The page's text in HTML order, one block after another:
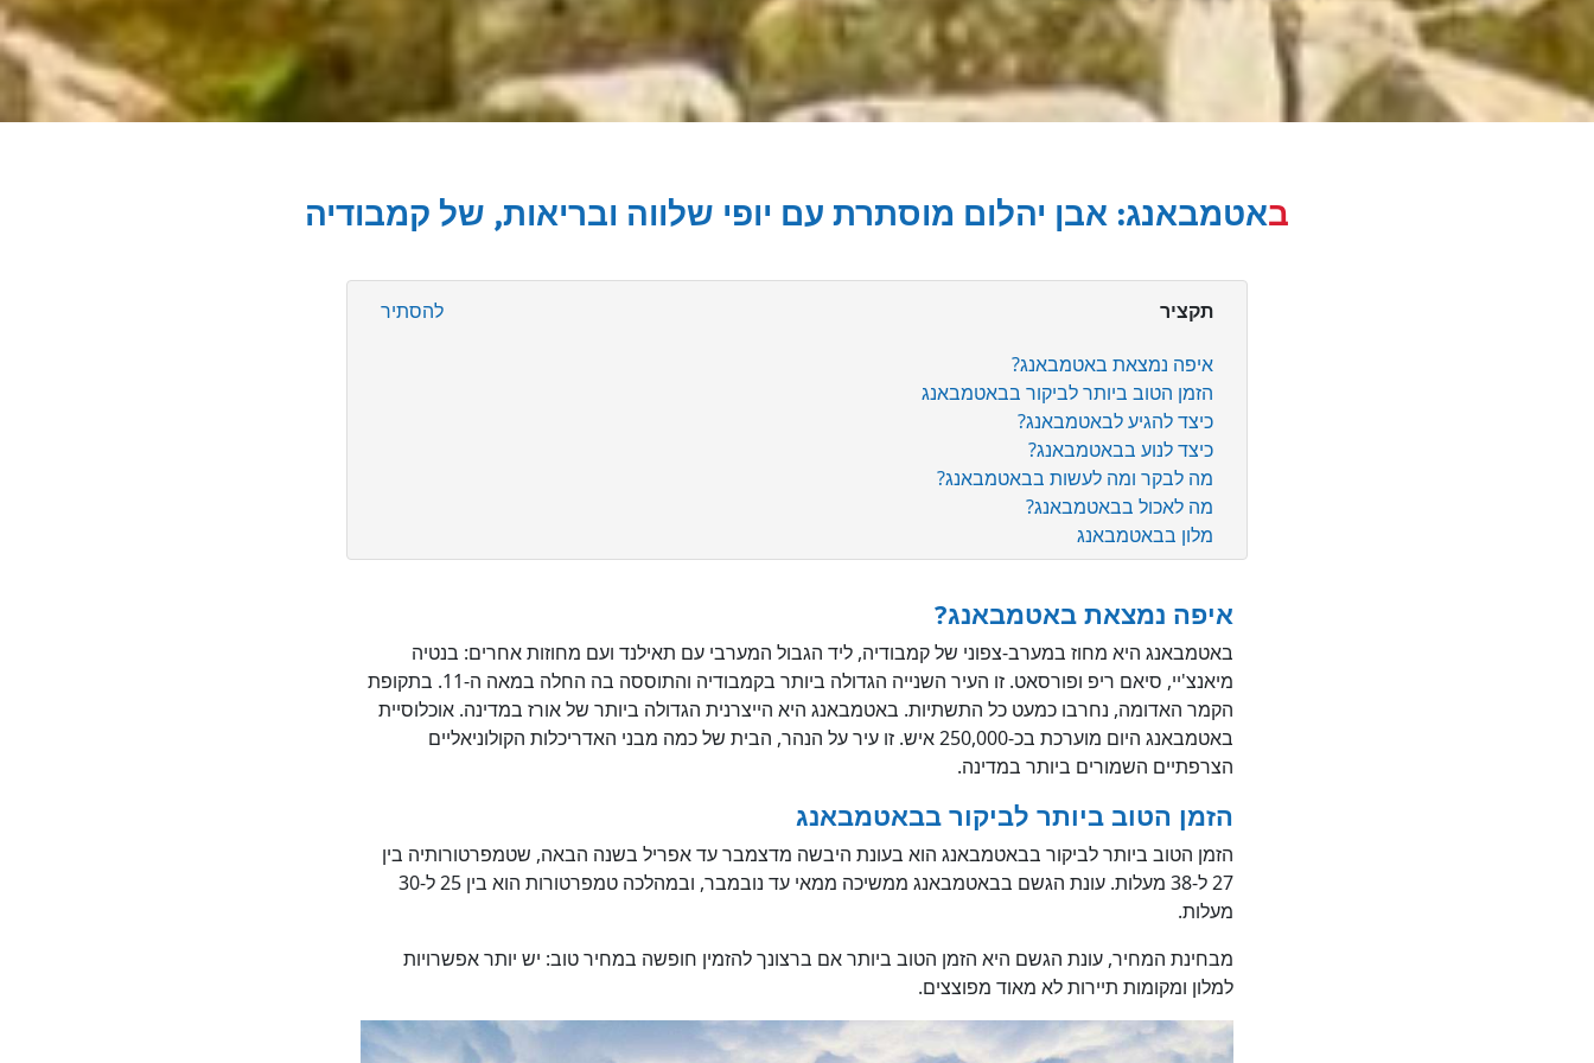
באטמבאנג: אבן יהלום מוסתרת עם יופי שלווה ובריאות, של קמבודיה
תקציר להסתיר
איפה נמצאת באטמבאנג?
הזמן הטוב ביותר לביקור בבאטמבאנג
כיצד להגיע לבאטמבאנג?
כיצד לנוע בבאטמבאנג?
מה לבקר ומה לעשות בבאטמבאנג?
מה לאכול בבאטמבאנג?
מלון בבאטמבאנג
איפה נמצאת באטמבאנג?
באטמבאנג היא מחוז במערב-צפוני של קמבודיה, ליד הגבול המערבי עם תאילנד ועם מחוזות אחרים: בנטיה
מיאנצ'יי, סיאם ריפ ופורסאט. זו העיר השנייה הגדולה ביותר בקמבודיה והתוססה בה החלה במאה ה-11. בתקופת
הקמר האדומה, נחרבו כמעט כל התשתיות. באטמבאנג היא הייצרנית הגדולה ביותר של אורז במדינה. אוכלוסיית
באטמבאנג היום מוערכת בכ-250,000 איש. זו עיר על הנהר, הבית של כמה מבני האדריכלות הקולוניאליים
הצרפתיים השמורים ביותר במדינה.
הזמן הטוב ביותר לביקור בבאטמבאנג
הזמן הטוב ביותר לביקור בבאטמבאנג הוא בעונת היבשה מדצמבר עד אפריל בשנה הבאה, שטמפרטורותיה בין
27 ל-38 מעלות. עונת הגשם בבאטמבאנג ממשיכה ממאי עד נובמבר, ובמהלכה טמפרטורות הוא בין 25 ל-30
מעלות.
מבחינת המחיר, עונת הגשם היא הזמן הטוב ביותר אם ברצונך להזמין חופשה במחיר טוב: יש יותר אפשרויות
למלון ומקומות תיירות לא מאוד מפוצצים.